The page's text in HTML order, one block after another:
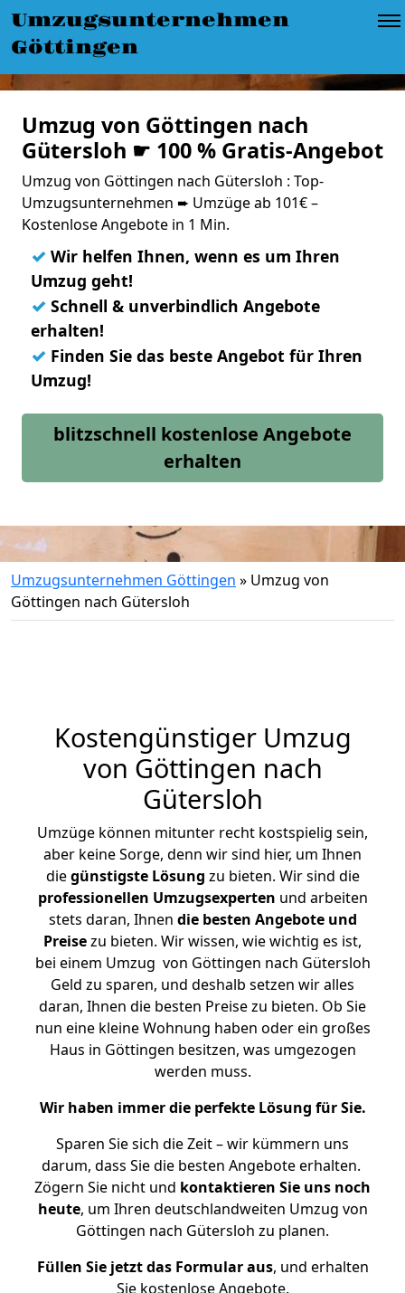
Umzugsunternehmen
Göttingen
Umzug von Göttingen nach
Gütersloh ☛ 100 % Gratis-Angebot
Umzug von Göttingen nach Gütersloh : Top-
Umzugsunternehmen ➨ Umzüge ab 101€ –
Kostenlose Angebote in 1 Min.
✓ Wir helfen Ihnen, wenn es um Ihren
Umzug geht!
✓ Schnell & unverbindlich Angebote
erhalten!
✓ Finden Sie das beste Angebot für Ihren
Umzug!
blitzschnell kostenlose Angebote
erhalten
Umzugsunternehmen Göttingen » Umzug von
Göttingen nach Gütersloh
Kostengünstiger Umzug
von Göttingen nach
Gütersloh
Umzüge können mitunter recht kostspielig sein,
aber keine Sorge, denn wir sind hier, um Ihnen
diegünstigste Lösung zu bieten. Wir sind die
professionellen Umzugsexperten und arbeiten
stets daran, Ihnen die besten Angebote und
Preisezu bieten. Wir wissen, wie wichtig es ist,
bei einem Umzug von Göttingen nach Gütersloh
Geld zu sparen, und deshalb setzen wir alles
daran, Ihnen die besten Preise zu bieten. Ob Sie
nun eine kleine Wohnung haben oder ein großes
Haus in Göttingen besitzen, was umgezogen
werden muss.
Wir haben immer die perfekte Lösung für Sie.
Sparen Sie sich die Zeit – wir kümmern uns
darum, dass Sie die besten Angebote erhalten.
Zögern Sie nicht und kontaktieren Sie uns noch
heute, um Ihren deutschlandweiten Umzug von
Göttingen nach Gütersloh zu planen.
Füllen Sie jetzt das Formular aus, und erhalten
Sie kostenlose Angebote.